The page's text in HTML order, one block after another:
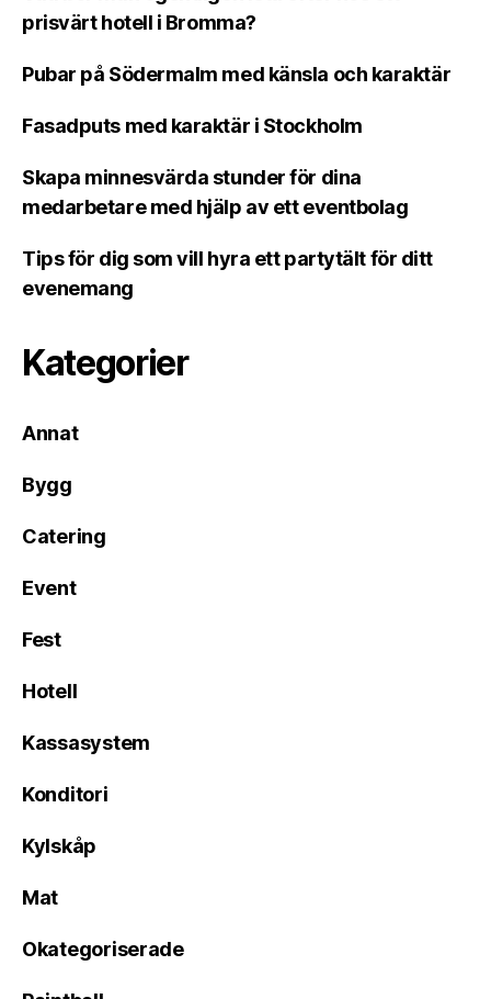
prisvärt hotell i Bromma?
Pubar på Södermalm med känsla och karaktär
Fasadputs med karaktär i Stockholm
Skapa minnesvärda stunder för dina
medarbetare med hjälp av ett eventbolag
Tips för dig som vill hyra ett partytält för ditt
evenemang
Kategorier
Annat
Bygg
Catering
Event
Fest
Hotell
Kassasystem
Konditori
Kylskåp
Mat
Okategoriserade